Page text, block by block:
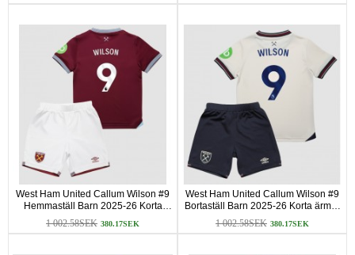
West Ham United Callum Wilson #9
Hemmaställ Barn 2025-26 Korta
ärmar (+ Korta byxor)
1 002.58SEK 380.17SEK
West Ham United Callum Wilson #9
Bortaställ Barn 2025-26 Korta ärmar
(+ Korta byxor)
1 002.58SEK 380.17SEK